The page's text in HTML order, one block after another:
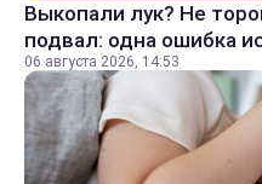
Выкопали лук? Не
подвал: одна ошибка
06 августа 2026, 14:53